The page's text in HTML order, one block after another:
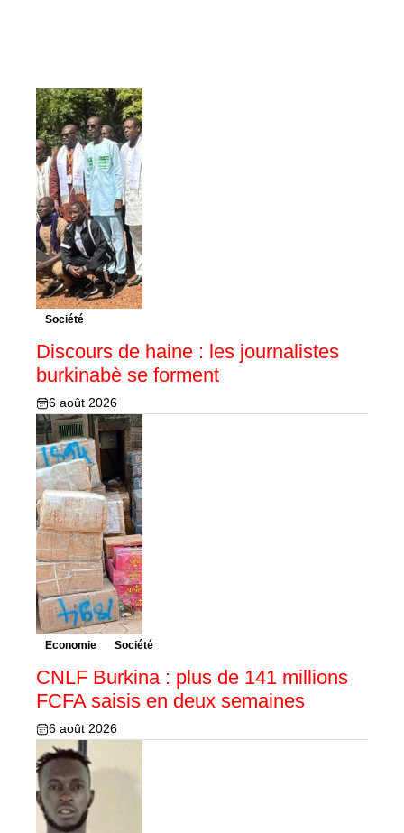
Société
Discours de haine : les journalistes
burkinabè se forment
6 août 2026
Economie Société
CNLF Burkina : plus de 141 millions
FCFA saisis en deux semaines
6 août 2026